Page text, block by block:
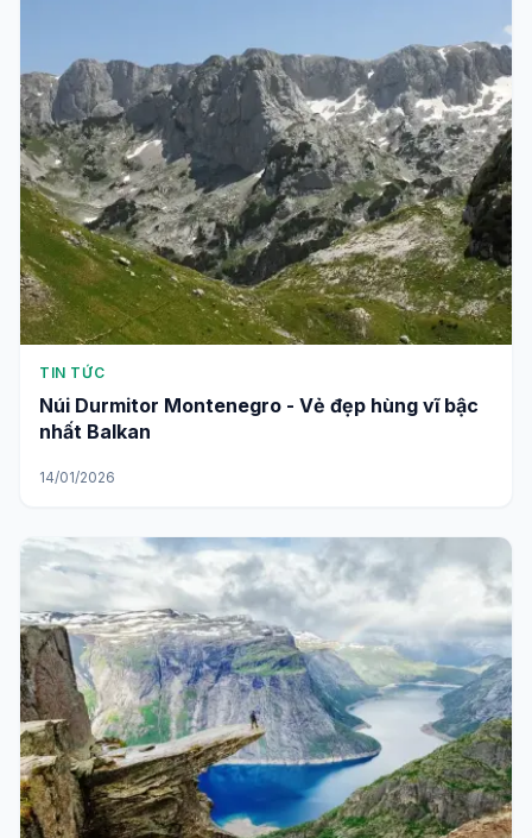
TIN TỨC
Núi Durmitor Montenegro - Vẻ đẹp hùng vĩ bậc
nhất Balkan
14/01/2026